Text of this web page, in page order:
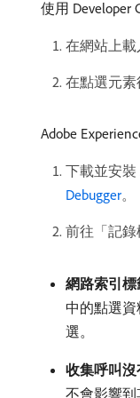
使用 Developer
在網站上載
在點選元素
Adobe
下載並安裝
Debugger。
前往「記錄
網路索引
中的點選
選。
收集呼叫
不會影響